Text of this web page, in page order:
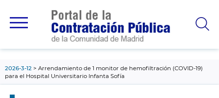
principal
2026-3-12
Arrendamiento de 1 monitor de hemofiltración (COVID-19)
para el Hospital Universitario Infanta Sofía